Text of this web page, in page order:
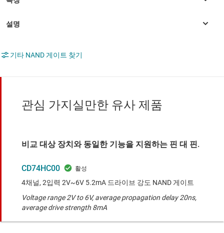
기타 NAND 게이트 찾기
관심 가지실만한 유사 제품
비교 대상 장치와 동일한 기능을 지원하는 핀 대 핀.
CD74HC00
4채널, 2입력 2V~6V 5.2mA 드라이브 강도 NAND 게이트
Voltage range 2V to 6V, average propagation delay 20ns,
average drive strength 8mA